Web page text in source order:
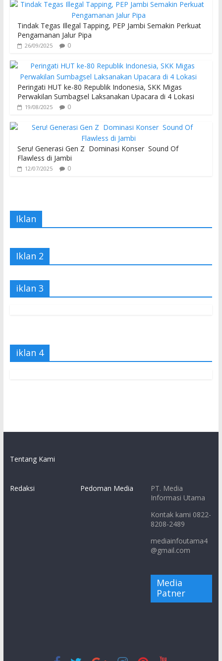
Tindak Tegas Illegal Tapping, PEP Jambi Semakin Perkuat
Pengamanan Jalur Pipa
26/09/2025 0
Peringati HUT ke-80 Republik Indonesia, SKK Migas
Perwakilan Sumbagsel Laksanakan Upacara di 4 Lokasi
19/08/2025 0
Seru! Generasi Gen Z Dominasi Konser Sound Of
Flawless di Jambi
12/07/2025 0
Iklan
Iklan 2
iklan 3
iklan 4
Tentang Kami
Redaksi Pedoman Media
PT. Media
Informasi Utama
Kontak kami 0822-
8208-2489
mediainfoutama4
@gmail.com
Media
Patner